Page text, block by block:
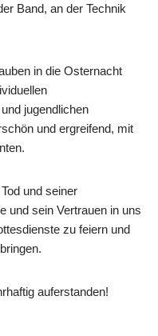
Band, an der Technik
in die Osternacht
jugendlichen
und ergreifend, mit
und seiner
und sein Vertrauen in uns
zu feiern und
auferstanden!